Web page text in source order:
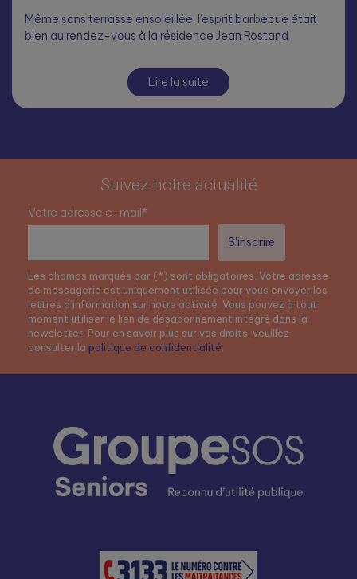
Même sans terrasse ensoleillée, l’esprit barbecue était
bien au rendez-vous à la résidence Jean Rostand
Lire la suite
Suivez notre actualité
Votre adresse e-mail*
Les champs marqués par (*) sont obligatoires. Votre adresse
de messagerie est uniquement utilisée pour vous envoyer les
lettres d’information sur notre activité. Vous pouvez à tout
moment utiliser le lien de désabonnement intégré dans la
newsletter. Pour en savoir plus sur vos droits, veuillez
consulter la politique de confidentialité